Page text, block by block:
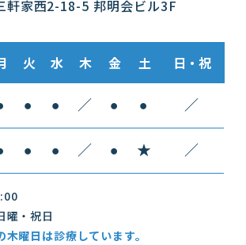
軒家西2-18-5 邦明会ビル3F
火 水 木 金 土 日・祝
● ● ／ ● ● ／
● ● ／ ● ★ ／
曜・祝日
曜日は診療しています。